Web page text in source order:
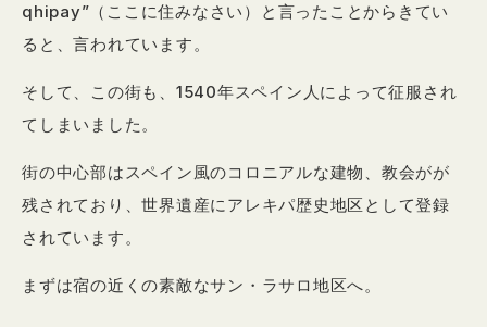
qhipay”（ここに住みなさい）と言ったことからきてい
ると、言われています。
そして、この街も、1540年スペイン人によって征服され
てしまいました。
街の中心部はスペイン風のコロニアルな建物、教会がが
残されており、世界遺産にアレキパ歴史地区として登録
されています。
まずは宿の近くの素敵なサン・ラサロ地区へ。